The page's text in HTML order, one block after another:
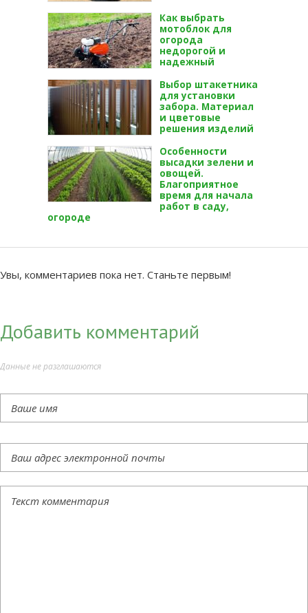
Как выбрать
мотоблок для
огорода
недорогой и
надежный
Выбор штакетника
для установки
забора. Материал
и цветовые
решения изделий
Особенности
высадки зелени и
овощей.
Благоприятное
время для начала
работ в саду,
огороде
Увы, комментариев пока нет. Станьте первым!
Добавить комментарий
Данные не разглашаются